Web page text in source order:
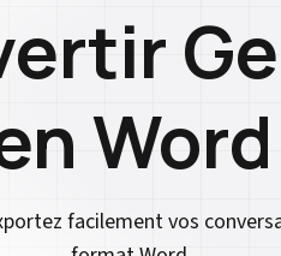
Word
facilement vos